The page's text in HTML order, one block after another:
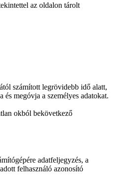
az oldalon tárolt
számított legrövidebb idő alatt,
megóvja a személyes adatokat.
okból bekövetkező
adatfeljegyzés, a
felhasználó azonosító